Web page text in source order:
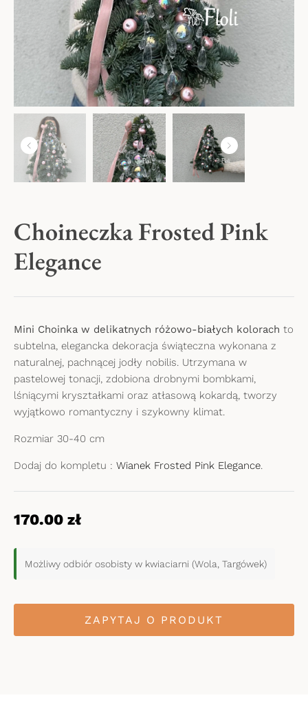
Choineczka Frosted Pink
Elegance
Mini Choinka w delikatnych różowo-białych kolorach to
subtelna, elegancka dekoracja świąteczna wykonana z
naturalnej, pachnącej jodły nobilis. Utrzymana w
pastelowej tonacji, zdobiona drobnymi bombkami,
lśniącymi kryształkami oraz atłasową kokardą, tworzy
wyjątkowo romantyczny i szykowny klimat.
Rozmiar 30-40 cm
Dodaj do kompletu : Wianek Frosted Pink Elegance.
170.00 zł
Możliwy odbiór osobisty w kwiaciarni (Wola, Targówek)
ZAPYTAJ O PRODUKT
Kwiaty na Dzień Babci i Dziadka
Kwiaty na Walentynki
Dzień Kobiet
Kwiaty na Dzień Mamy
Kwiaty na Komunię